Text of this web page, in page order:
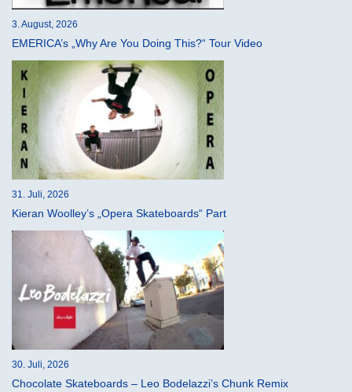
3. August, 2026
EMERICA’s „Why Are You Doing This?“ Tour Video
31. Juli, 2026
Kieran Woolley’s „Opera Skateboards“ Part
30. Juli, 2026
Chocolate Skateboards – Leo Bodelazzi’s Chunk Remix